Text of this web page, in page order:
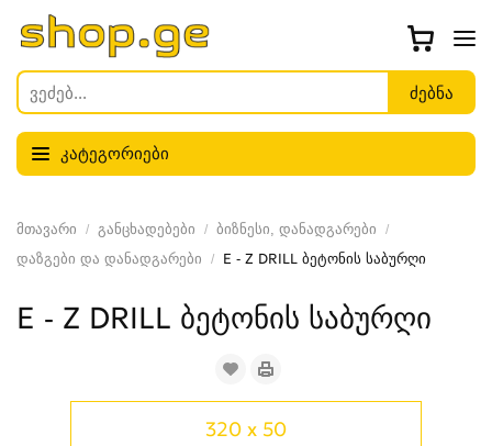
კატეგორიები
მთავარი განცხადებები
ბიზნესი, დანადგარები
დაზგები და დანადგარები
E - Z DRILL ბეტონის საბურღი
E - Z DRILL ბეტონის საბურღი
320 x 50